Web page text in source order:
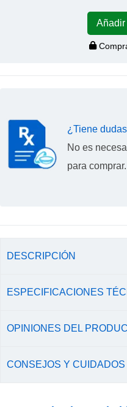
Añadir
¿Tiene
No es
para
DESCRIPCIÓN
ESPECIFICACIONES
OPINIONES DEL
CONSEJOS Y CUIDADOS